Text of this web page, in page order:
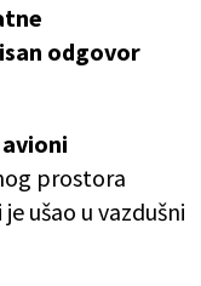
odgovor
prostora
ušao u vazdušni